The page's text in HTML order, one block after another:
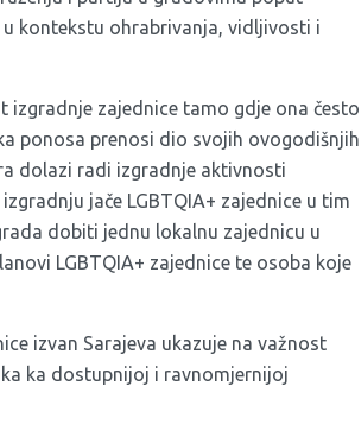
kontekstu ohrabrivanja, vidljivosti i
izgradnje zajednice tamo gdje ona često
ponosa prenosi dio svojih ovogodišnjih
dolazi radi izgradnje aktivnosti
jače LGBTQIA+ zajednice u tim
dobiti jednu lokalnu zajednicu u
LGBTQIA+ zajednice te osoba koje
izvan Sarajeva ukazuje na važnost
ka dostupnijoj i ravnomjernijoj